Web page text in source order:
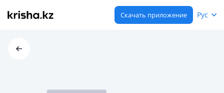
Скачать приложение Рус